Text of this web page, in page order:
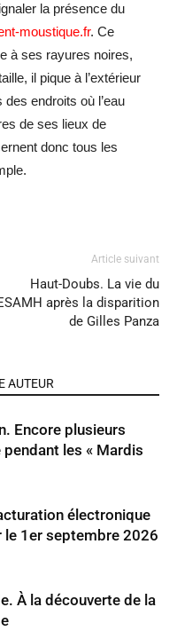
la présence du
moustique.fr. Ce
à ses rayures noires,
il pique à l’extérieur
endroits où l’eau
de ses lieux de
donc tous les
Article suivant
Haut-Doubs. La vie du
après la disparition
de Gilles Panza
AUTEUR
Encore plusieurs
les « Mardis
électronique
le 1er septembre 2026
À la découverte de la